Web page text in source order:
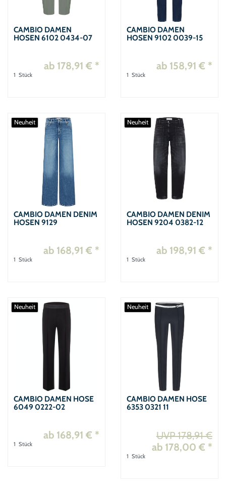
CAMBIO DAMEN
HOSEN 6102 0434-07
ab 178,91 € *
1 Stück
CAMBIO DAMEN
HOSEN 9102 0039-15
ab 158,91 € *
1 Stück
Neuheit
CAMBIO DAMEN DENIM
HOSEN 9129
ab 168,91 € *
1 Stück
Neuheit
CAMBIO DAMEN DENIM
HOSEN 9204 0382-12
ab 198,91 € *
1 Stück
Neuheit
CAMBIO DAMEN HOSE
6049 0222-02
ab 168,91 € *
1 Stück
Neuheit
CAMBIO DAMEN HOSE
6353 0321 11
UVP 178,91 €
ab 178,00 € *
1 Stück